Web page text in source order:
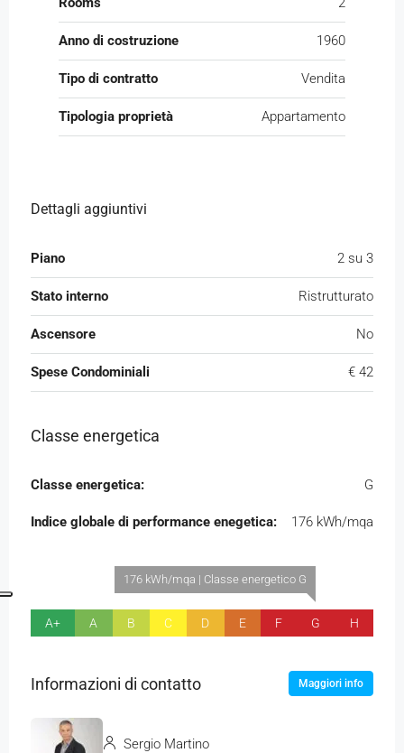
Anno di costruzione 1960
Tipo di contratto Vendita
Tipologia proprietà Appartamento
Dettagli aggiuntivi
Piano 2 su 3
Stato interno Ristrutturato
Ascensore No
Spese Condominiali € 42
Classe energetica
Classe energetica: G
Indice globale di performance enegetica: 176 kWh/mqa
A+ A B C D E F
176 kWh/mqa | Classe energetico G
G H
Informazioni di contatto Maggiori info
Sergio Martino